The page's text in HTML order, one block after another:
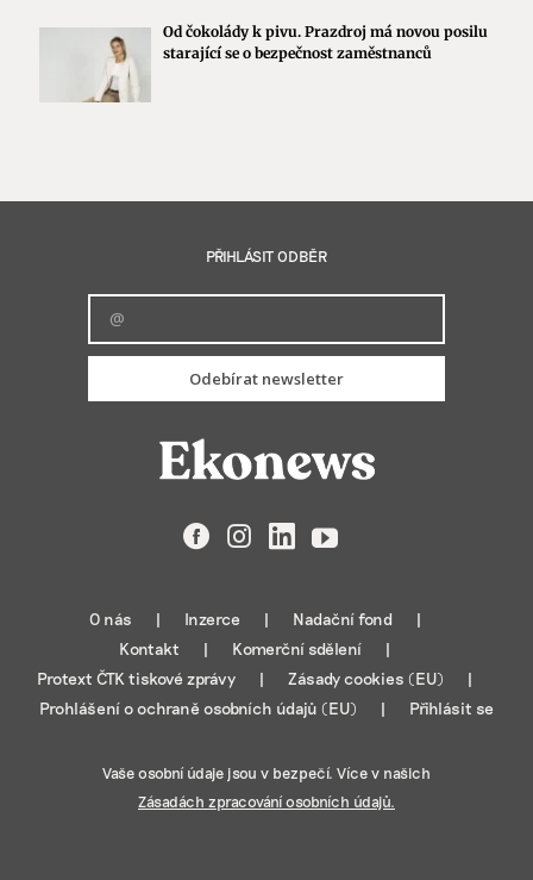
Od čokolády k pivu. Prazdroj má novou posilu
starající se o bezpečnost zaměstnanců
PŘIHLÁSIT ODBĚR
Odebírat newsletter
FacebookInstagramLinkedIn
YouTube
O nás Inzerce
Nadační fond
Kontakt
Komerční sdělení
Protext ČTK tiskové zprávy
Zásady cookies (EU)
Prohlášení o ochraně osobních údajů (EU)
Přihlásit se
Vaše osobní údaje jsou v bezpečí. Více v našich
Zásadách zpracování osobních údajů.